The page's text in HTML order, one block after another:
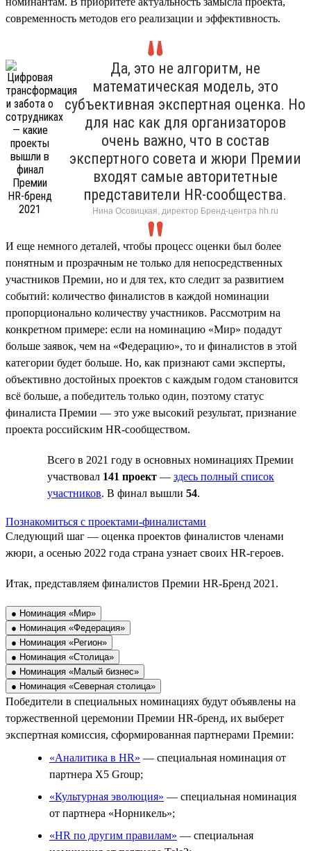
современность методов его реализации и эффективность.
Да, это не алгоритм, не
математическая модель, это
субъективная экспертная оценка. Но
для нас как для организаторов
очень важно, что в состав
экспертного совета и жюри Премии
входят самые авторитетные
представители HR-сообщества.
Нина Осовицкая, директор Бренд-центра hh.ru
И еще немного деталей, чтобы процесс оценки был более
понятным и прозрачным не только для непосредственных
участников Премии, но и для тех, кто следит за развитием
событий: количество финалистов в каждой номинации
пропорционально количеству участников. Рассмотрим на
конкретном примере: если на номинацию «Мир» подадут
больше заявок, чем на «Федерацию», то и финалистов в этой
категории будет больше. Но, как признают сами эксперты,
объективно достойных проектов с каждым годом становится
всё больше, а победитель только один, поэтому статус
финалиста Премии — это уже высокий результат, признание
проекта российским HR-сообществом.
Всего в 2021 году в основных номинациях Премии
участвовал 141 проект — здесь полный список
участников. В финал вышли 54.
Познакомиться с проектами-финалистами
Следующий шаг — оценка проектов финалистов членами
жюри, а осенью 2022 года страна узнает своих HR-героев.
Итак, представляем финалистов Премии HR-Бренд 2021.
● Номинация «Мир»
● Номинация «Федерация»
● Номинация «Регион»
● Номинация «Столица»
● Номинация «Малый бизнес»
● Номинация «Северная столица»
Победители в специальных номинациях будут объявлены на
торжественной церемонии Премии HR-бренд, их выберет
экспертная комиссия, сформированная партнерами Премии:
«Аналитика в HR» — специальная номинация от
партнера X5 Group;
«Культурная эволюция» — специальная номинация
от партнера «Норникель»;
«HR по другим правилам» — специальная